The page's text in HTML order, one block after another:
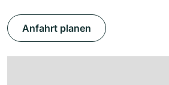
Anfahrt planen